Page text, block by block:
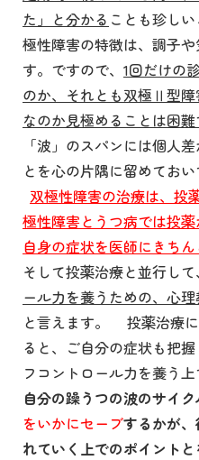
た」と分かる ことも珍し
極性障害の特徴は、調子
す。ですので、 1回だけの
のか、それとも双極Ⅱ型障
なのか見極めることは困
「波」のスパンには個人
とを心の片隅に留めてお
双極性障害の治療は、投
極性障害とうつ病では投
自身の症状を医師にきち
そして投薬治療と並行して、
ール力を養うための、心
と言えます。 投薬治療に
ると、ご自分の症状も把
フコントロール力を養う
自分の躁うつの波のサイク
をいかにセーブするかが
れていく上でのポイントと